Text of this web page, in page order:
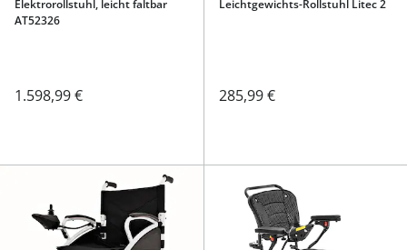
Elektrorollstuhl, leicht faltbar
AT52326
1.598,99 €
Leichtgewichts-Rollstuhl Litec 2
285,99 €